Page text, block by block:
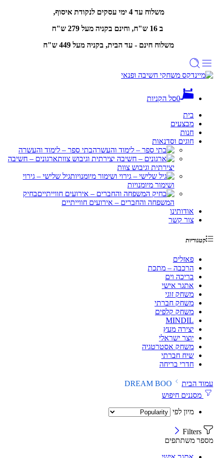
משלוח עד 4 ימי עסקים לנקודת איסוף,
ב 16 ש"ח, וחינם
בקניה מעל 279 ש"ח
משלוח חינם - עד הבית, בקניה מעל 449 ש"ח
0סל הקניות
בית
מבצעים
חנות
חוגים וסדנאות
בתי ספר – לימוד והעשרה
ארגונים – חשיבה
יצירתית וגיבוש צוות
גיל שלישי – גירוי
ושימור מיומנויות
בחיק
המשפחה והחברים – אירועים חווייתיים
אודותינו
צור קשר
קטגוריות
פאזלים
הרכבה – מתכת
בריכה וים
אתגר אישי
משחק זוגי
משחק חברתי
משחק קלפים
MINDIL
יצירה מעץ
יוצר ישראלי
משחק אסטרטגיה
שיח חברתי
חדרי בריחה
עמוד הבית
DREAM BOO
מסננים חיפוש
מיון לפי
מספר משתתפים